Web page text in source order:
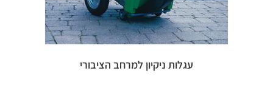
עגלות ניקיון למרחב הציבורי